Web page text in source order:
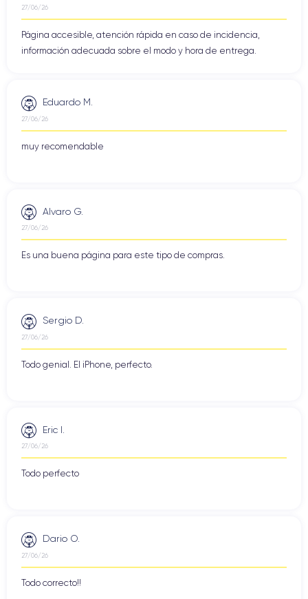
27/06/26
Página accesible, atención rápida en caso de incidencia,
información adecuada sobre el modo y hora de entrega.
Eduardo M.
27/06/26
muy recomendable
Alvaro G.
27/06/26
Es una buena página para este tipo de compras.
Sergio D.
27/06/26
Todo genial. El iPhone, perfecto.
Eric I.
27/06/26
Todo perfecto
Dario O.
27/06/26
Todo correcto!!